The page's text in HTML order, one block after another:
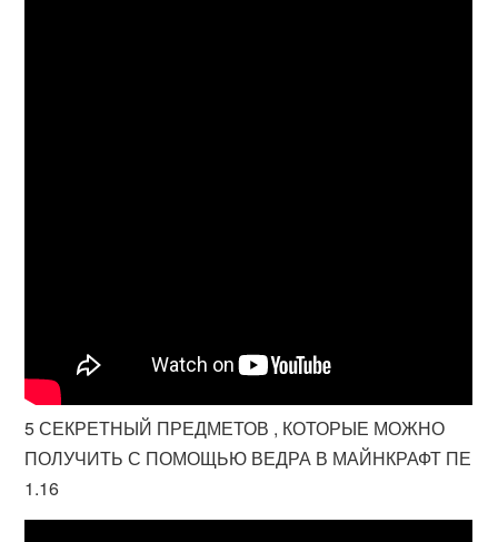
5 СЕКРЕТНЫЙ ПРЕДМЕТОВ , КОТОРЫЕ МОЖНО
ПОЛУЧИТЬ С ПОМОЩЬЮ ВЕДРА В МАЙНКРАФТ ПЕ
1.16